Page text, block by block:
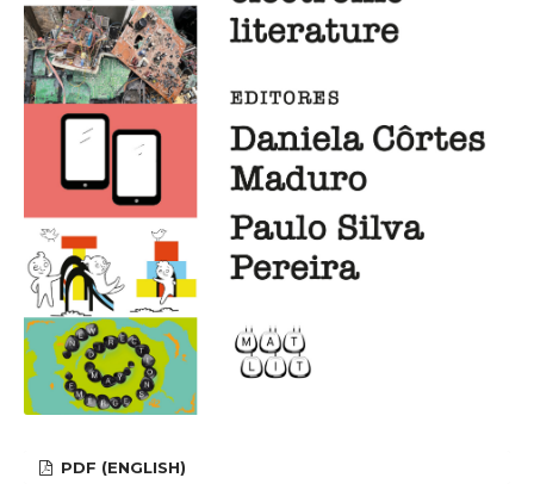
PDF (ENGLISH)